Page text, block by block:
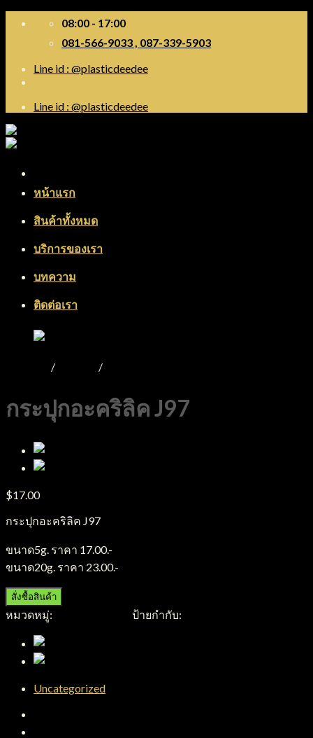
08:00 - 17:00
081-566-9033 , 087-339-5903
Line id : @plasticdeedee
Line id : @plasticdeedee
หน้าแรก
สินค้าทั้งหมด
บริการของเรา
บทความ
ติดต่อเรา
/ /
กระปุกอะคริลิค J97
$17.00
กระปุกอะคริลิค J97
ขนาด5g. ราคา 17.00.-
ขนาด20g. ราคา 23.00.-
สั่งซื้อสินค้า
หมวดหมู่: ป้ายกำกับ:
Uncategorized